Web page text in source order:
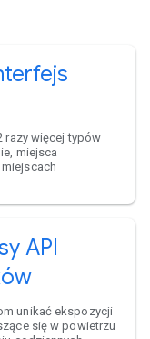
razy więcej typów
miejsca
API
unikać ekspozycji
się w powietrzu